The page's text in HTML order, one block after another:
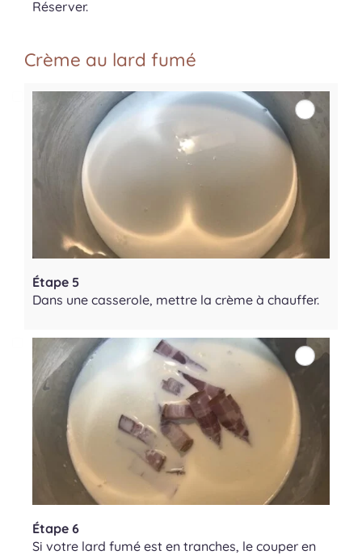
Réserver.
Crème au lard fumé
Étape 5
Dans une casserole, mettre la crème à chauffer.
Étape 6
Si votre lard fumé est en tranches, le couper en